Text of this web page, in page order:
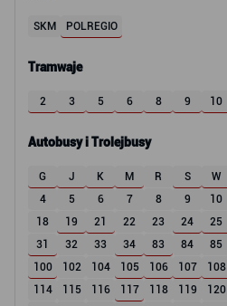
SKM POLREGIO
Tramwaje
2 3 5 6 8 9 10
Autobusy i Trolejbusy
G J K M R S W
4
5 6 7 8 9 10
18
19 21 22 23 24 25
31
32 33 34 83 84 85
100
102 104 105 106 107 108
114
115 116 117 118 119 120